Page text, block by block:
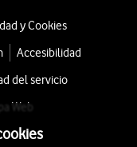
y Cookies
Accesibilidad
del servicio
Web